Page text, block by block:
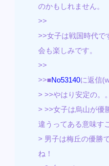
のかもしれません。
>>
>>女子は戦国時代で
会も楽しみです。
>>
>>■No53140に返信
> >>やはり安定の。
> >>女子は烏山が優
違うってある意味す
> 男子は梅丘の優勝
ね！